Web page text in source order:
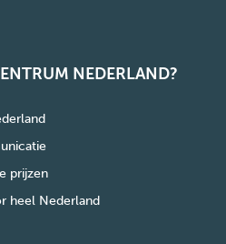
NEDERLAND?
prijzen
heel Nederland